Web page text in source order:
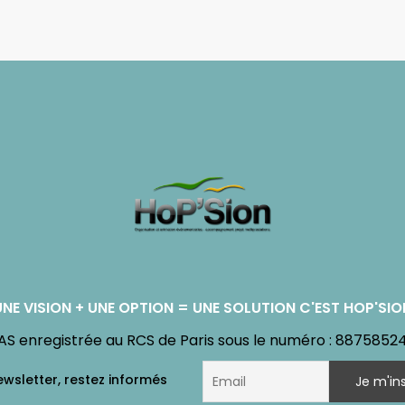
VISION + UNE OPTION = UNE SOLUTION C'EST
enregistrée au RCS de Paris sous le numéro :